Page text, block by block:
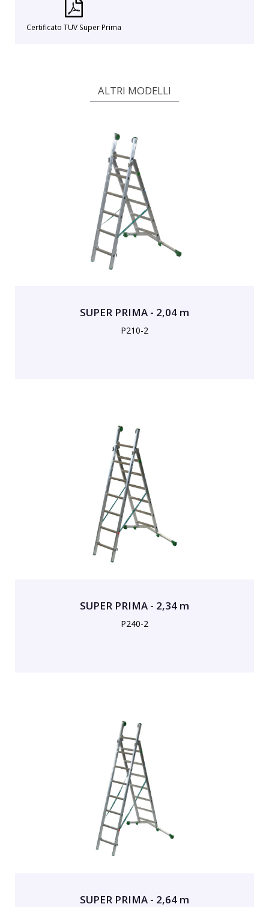
Certificato TUV Super Prima
ALTRI MODELLI
SUPER PRIMA - 2,04 m
P210-2
SUPER PRIMA - 2,34 m
P240-2
SUPER PRIMA - 2,64 m